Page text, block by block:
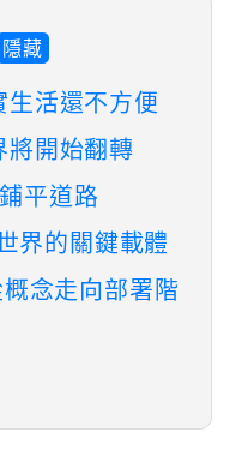
隱藏
活還不方便
將開始翻轉
平道路
界的關鍵載體
念走向部署階